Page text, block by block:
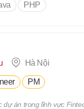
PHP
Hà Nội
PM
dự án trong lĩnh vực